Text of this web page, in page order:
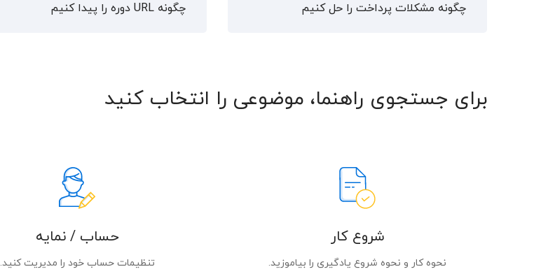
چگونه مشکلات پرداخت را حل کنیم چگونه URL دوره را پیدا کنیم
برای جستجوی راهنما، موضوعی را انتخاب کنید
شروع کار
نحوه کار و نحوه شروع یادگیری را بیاموزید.
حساب / نمایه
تنظیمات حساب خود را مدیریت کنید.